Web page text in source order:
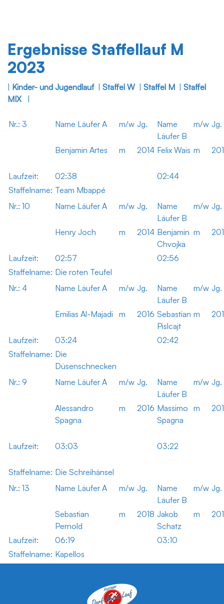
Ergebnisse Staffellauf M
2023
Kinder- und Jugendlauf| Staffel W Staffel M
Staffel
MIX
Nr.: 3 Name Läufer A m/w Jg.
Name
Läufer B
m/w Jg.
Benjamin Artes m 2014 Felix Wais m
Laufzeit: 02:38
02:44
Staffelname: Team Mbappé
Nr.: 10
Name Läufer A m/w Jg.
Name
Läufer B
m/w Jg.
Henry Joch m 2014 Benjamin
Chvojka
m
Laufzeit: 02:57
02:56
Staffelname: Die roten Teufel
Nr.: 4
Name Läufer A m/w Jg.
Name
Läufer B
m/w Jg.
Emilias Al-Majadi m 2016 Sebastian
Pislcajt
m
Laufzeit: 03:24
02:42
Staffelname: Die
Düsenschnecken
Nr.: 9
Name Läufer A m/w Jg.
Name
Läufer B
m/w Jg.
Alessandro
Spagna
m 2016 Massimo
Spagna
m
Laufzeit: 03:03 03:22
Staffelname: Die Schreihänsel
Nr.: 13
Name Läufer A m/w Jg.
Name
Läufer B
m/w Jg.
Sebastian
Pernold
m 2018 Jakob
Schatz
m
Laufzeit: 06:19
03:10
Staffelname: Kapellos